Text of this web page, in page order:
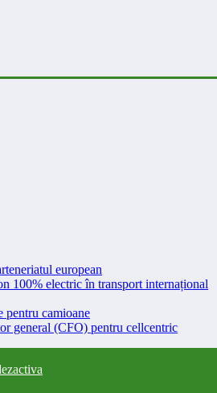
european
100% electric în transport internațional
pentru camioane
general (CFO) pentru cellcentric